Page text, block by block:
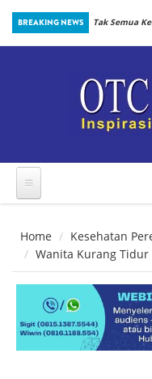
Skip to main content
BREAKING NEWS
Sejak
Tak Semua
Home
Kesehatan
Wanita Kurang Tidur